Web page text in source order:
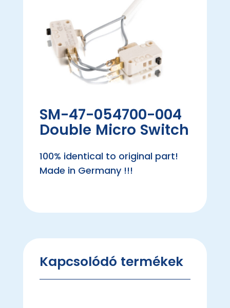
SM-47-054700-004
Double Micro Switch
100% identical to original part!
Made in Germany !!!
Kapcsolódó termékek